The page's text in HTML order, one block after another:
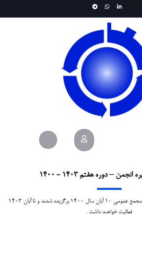
– دوره هفتم ۱۴۰۳ - ۱۴۰۰
هیات مدیره دوره هفتم انجمن در مجمع عمومی ۱۰ آبان سال ۱۴۰۰ برگزیده شدند و تا آبان ۱۴۰۳
فعالیت خواهند داشت .